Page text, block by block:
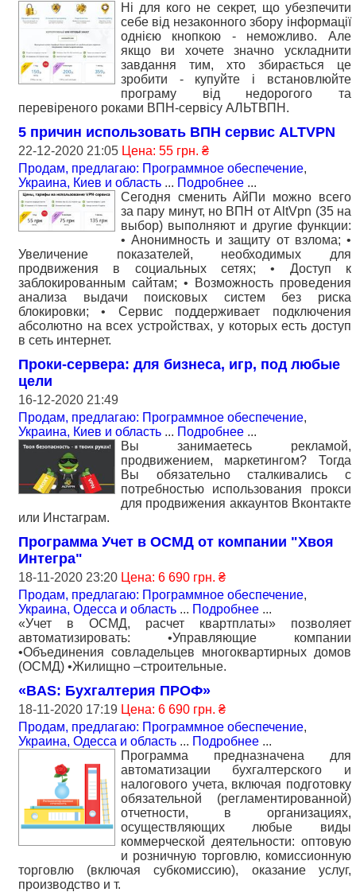
Ні для кого не секрет, що убезпечити
себе від незаконного збору інформації
однією кнопкою - неможливо. Але
якщо ви хочете значно ускладнити
завдання тим, хто збирається це
зробити - купуйте і встановлюйте
програму від недорогого та
перевіреного роками ВПН-сервісу АЛЬТВПН.
5 причин использовать ВПН сервис ALTVPN
22-12-2020 21:05 Цена: 55 грн. ₴
Продам, предлагаю: Программное обеспечение,
Украина, Киев и область ... Подробнее ...
Сегодня сменить АйПи можно всего
за пару минут, но ВПН от AltVpn (35 на
выбор) выполняют и другие функции:
• Анонимность и защиту от взлома; •
Увеличение показателей, необходимых для
продвижения в социальных сетях; • Доступ к
заблокированным сайтам; • Возможность проведения
анализа выдачи поисковых систем без риска
блокировки; • Сервис поддерживает подключения
абсолютно на всех устройствах, у которых есть доступ
в сеть интернет.
Проки-сервера: для бизнеса, игр, под любые
цели
16-12-2020 21:49
Продам, предлагаю: Программное обеспечение,
Украина, Киев и область ... Подробнее ...
Вы занимаетесь рекламой,
продвижением, маркетингом? Тогда
Вы обязательно сталкивались с
потребностью использования прокси
для продвижения аккаунтов Вконтакте
или Инстаграм.
Программа Учет в ОСМД от компании "Хвоя
Интегра"
18-11-2020 23:20 Цена: 6 690 грн. ₴
Продам, предлагаю: Программное обеспечение,
Украина, Одесса и область ... Подробнее ...
«Учет в ОСМД, расчет квартплаты» позволяет
автоматизировать: •Управляющие компании
•Объединения совладельцев многоквартирных домов
(ОСМД) •Жилищно –строительные.
«BAS: Бухгалтерия ПРОФ»
18-11-2020 17:19 Цена: 6 690 грн. ₴
Продам, предлагаю: Программное обеспечение,
Украина, Одесса и область ... Подробнее ...
Программа предназначена для
автоматизации бухгалтерского и
налогового учета, включая подготовку
обязательной (регламентированной)
отчетности, в организациях,
осуществляющих любые виды
коммерческой деятельности: оптовую
и розничную торговлю, комиссионную
торговлю (включая субкомиссию), оказание услуг,
производство и т.